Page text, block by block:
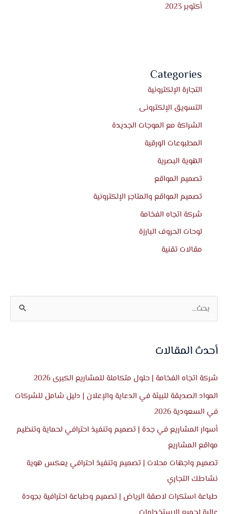
أكتوبر 2023
Categories
التجارة الإلكترونية
التسويق الإلكترونى
الشراكة مع الموجات الجديدة
المطبوعات الورقية
الهوية البصرية
تصميم المواقع
تصميم المواقع والمتاجر الإلكترونية
شركة اتجاه الفخامة
لوحات الحروف البارزة
مقالات تقنية
ل
ح
ث
أحدث المقالات
شركة اتجاه الفخامة | حلول متكاملة للمشاريع الكبرى 2026
المواد الصديقة للبيئة في الدعاية والإعلان | دليل شامل للشركات
في السعودية 2026
أسوار المشاريع في جدة | تصميم وتنفيذ احترافي لحماية وتنظيم
مواقع المشاريع
تصميم واجهات محلات | تصميم وتنفيذ احترافي يعكس هوية
نشاطك التجاري
طباعة استكرات لاصقة الرياض | تصميم وطباعة احترافية بجودة